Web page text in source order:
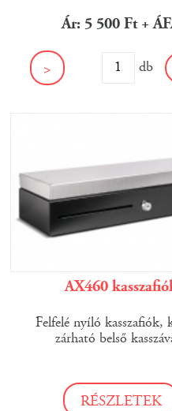
Ár: 5 500 Ft +
> db
AX460
Felfelé nyíló kasszafiók,
zárható belső
RÉSZLETEK